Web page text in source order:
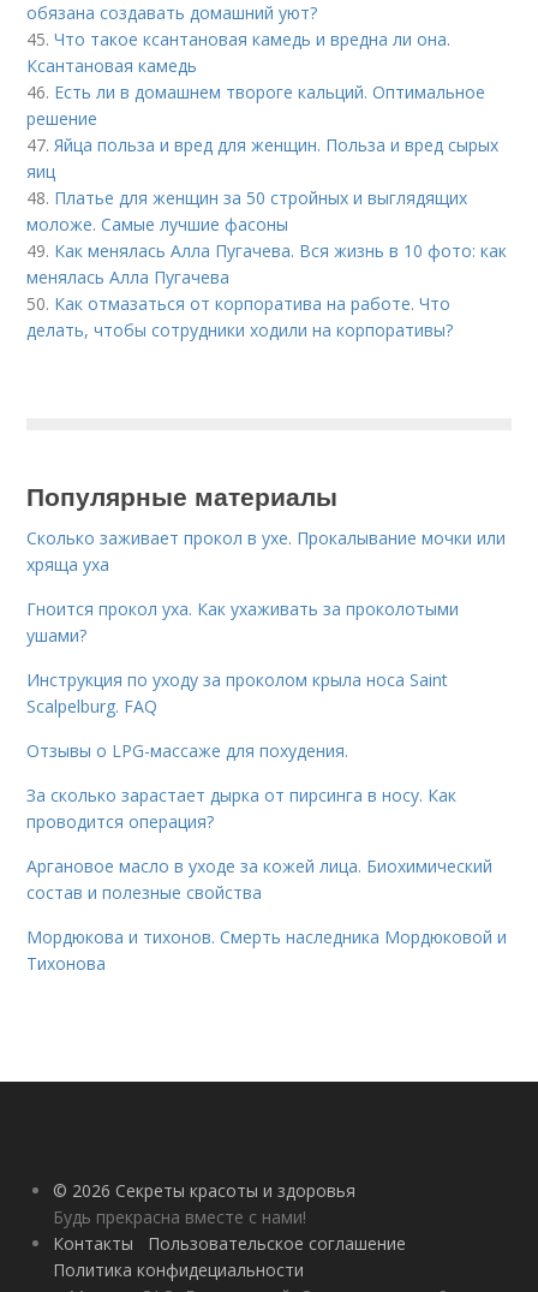
обязана создавать домашний уют?
45.Что такое ксантановая камедь и вредна ли она.
Ксантановая камедь
46. Есть ли в домашнем твороге кальций. Оптимальное
решение
47.Яйца польза и вред для женщин. Польза и вред сырых
яиц
48. Платье для женщин за 50 стройных и выглядящих
моложе. Самые лучшие фасоны
49. Как менялась Алла Пугачева. Вся жизнь в 10 фото: как
менялась Алла Пугачева
50. Как отмазаться от корпоратива на работе. Что
делать, чтобы сотрудники ходили на корпоративы?
Популярные материалы
Сколько заживает прокол в ухе. Прокалывание мочки или
хряща уха
Гноится прокол уха. Как ухаживать за проколотыми
ушами?
Инструкция по уходу за проколом крыла носа Saint
Scalpelburg. FAQ
Отзывы о LPG-массаже для похудения.
За сколько зарастает дырка от пирсинга в носу. Как
проводится операция?
Аргановое масло в уходе за кожей лица. Биохимический
состав и полезные свойства
Мордюкова и тихонов. Смерть наследника Мордюковой и
Тихонова
© 2026 Секреты красоты и здоровья
Будь прекрасна вместе с нами!
Контакты
Пользовательское соглашение
Политика конфидециальности